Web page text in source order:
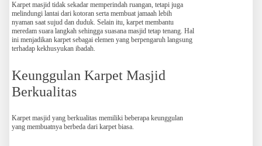
Karpet masjid tidak sekadar memperindah ruangan, tetapi juga
melindungi lantai dari kotoran serta membuat jamaah lebih
nyaman saat sujud dan duduk. Selain itu, karpet membantu
meredam suara langkah sehingga suasana masjid tetap tenang. Hal
ini menjadikan karpet sebagai elemen yang berpengaruh langsung
terhadap kekhusyukan ibadah.
Keunggulan Karpet Masjid
Berkualitas
Karpet masjid yang berkualitas memiliki beberapa keunggulan
yang membuatnya berbeda dari karpet biasa.